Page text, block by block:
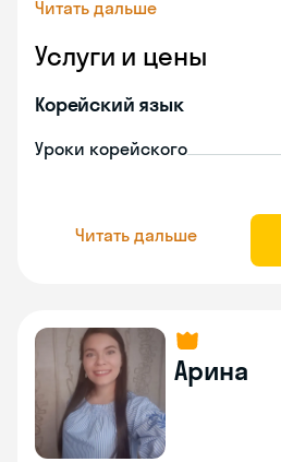
Читать дальше
Услуги и цены
Корейский язык
Уроки корейского
Читать дальше
Арина